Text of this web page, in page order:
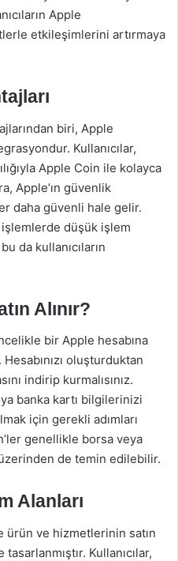
Apple
etkileşimlerini artırmaya
biri, Apple
Kullanıcılar,
Apple Coin ile kolayca
Apple’ın güvenlik
daha güvenli hale gelir.
işlemlerde düşük işlem
da kullanıcıların
Alınır?
bir Apple hesabına
oluşturduktan
indirip kurmalısınız.
banka kartı bilgilerinizi
için gerekli adımları
genellikle borsa veya
de temin edilebilir.
Alanları
ürün ve hizmetlerinin satın
Kullanıcılar,